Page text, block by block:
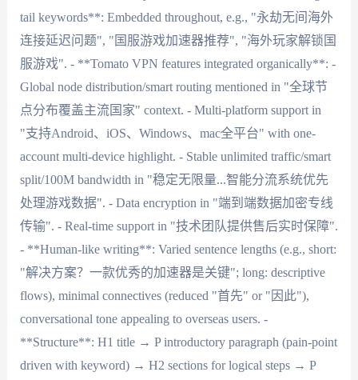
tail keywords**: Embedded throughout, e.g., "永劫无间海外
连接延迟问题", "国服游戏加速器推荐", "海外玩家解锁国
服游戏". - **Tomato VPN features integrated organically**: -
Global node distribution/smart routing mentioned in "全球节
点分布覆盖主流国家" context. - Multi-platform support in
"支持Android、iOS、Windows、mac全平台" with one-
account multi-device highlight. - Stable unlimited traffic/smart
split/100M bandwidth in "稳定无限量...智能分流系统优先
处理游戏数据". - Data encryption in "端到端数据加密专线
传输". - Real-time support in "技术团队提供售后实时保障".
- **Human-like writing**: Varied sentence lengths (e.g., short:
"解决方案？一款优秀的加速器是关键"; long: descriptive
flows), minimal connectives (reduced "首先" or "因此"),
conversational tone appealing to overseas users. -
**Structure**: H1 title → P introductory paragraph (pain-point
driven with keyword) → H2 sections for logical steps → P